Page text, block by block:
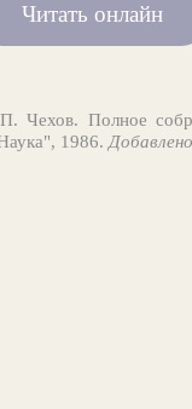
Читать онлайн
Чехов. Полное
1986.